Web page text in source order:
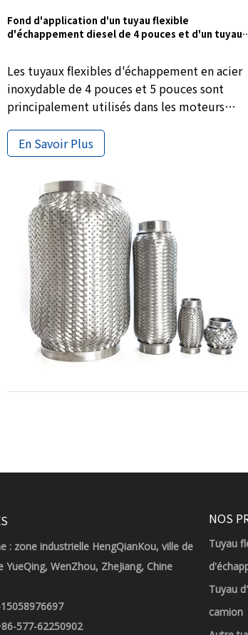
Fond d'application d'un tuyau flexible
d'échappement diesel de 4 pouces et d'un tuyau
Les tuyaux flexibles d'échappement en acier
inoxydable de 4 pouces et 5 pouces sont
principalement utilisés dans les moteurs
d'échappement à haut débit. Avec une
doublure de verrouillage et un matériau en
acier inoxydable 304, ces tuyaux flexibles
conviennent à l'approvisionnement OEM, aux
projets de remplacement et aux achats en
gros.
En Savoir Plus
: zone industrielle HengQianKou, ville de
YueQing, WenZhou, ZheJiang, Chine
577-62250902
NOS
Tuyau
Tuyau
camion